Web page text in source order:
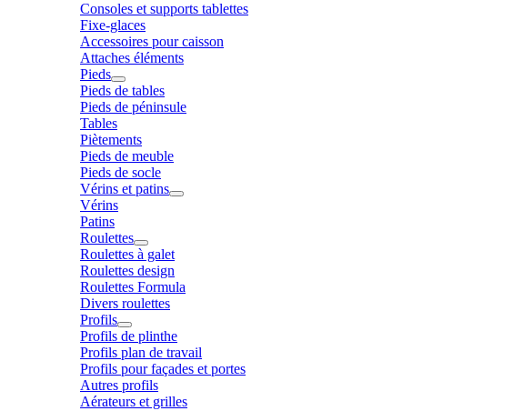
Consoles et supports tablettes
Fixe-glaces
Accessoires pour caisson
Attaches éléments
Pieds
Pieds de tables
Pieds de péninsule
Tables
Piètements
Pieds de meuble
Pieds de socle
Vérins et patins
Vérins
Patins
Roulettes
Roulettes à galet
Roulettes design
Roulettes Formula
Divers roulettes
Profils
Profils de plinthe
Profils plan de travail
Profils pour façades et portes
Autres profils
Aérateurs et grilles